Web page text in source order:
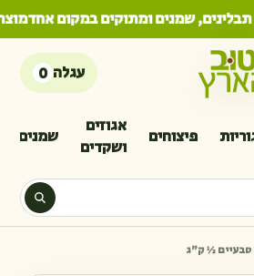
שמנים ומתוקים במקום אחד
פיצוחים
אגוזים
ושקדים
שמנים
עגלה 0
טבעיים ½ ק״ג